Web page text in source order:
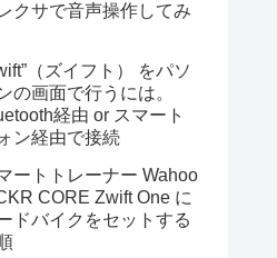
クサで音声操作してみ
（ズイフト） をパソ
の画面で行うには。
経由 or スマート
ン経由で接続
ートトレーナー Wahoo
CORE Zwift One に
ドバイクをセットする